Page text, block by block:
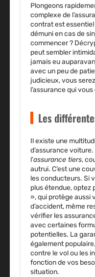
Plongeons
complexe de
contrat est
démuni en cas de
commencer ?
peut sembler
jamais eu
avec un peu de
judicieux, vous
l’assurance qui
Les
Il existe une
d’assurance
l’assurance tiers,
autrui. C’est une
les conducteurs. Si
plus étendue, optez
», qui protège aussi
d’accident, même
vérifier les
avec certaines
potentielles. La
également
contre le vol ou les
fonction de vos
situation.